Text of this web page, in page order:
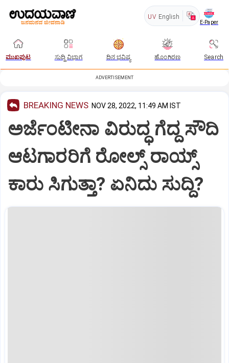
UV English
E-Paper
ಮುಖಪುಟ ಸುದ್ದಿ ವಿಭಾಗ ದಿನ ಭವಿಷ್ಯ ಹೊಂಗಿರಣ Search
ADVERTISEMENT
BREAKING NEWS NOV 28, 2022, 11:49 AM IST
ಅರ್ಜೆಂಟೀನಾ ವಿರುದ್ಧ ಗೆದ್ದ ಸೌದಿ
ಆಟಗಾರರಿಗೆ ರೋಲ್ಸ್ ರಾಯ್ಸ್
ಕಾರು ಸಿಗುತ್ತಾ? ಏನಿದು ಸುದ್ದಿ?